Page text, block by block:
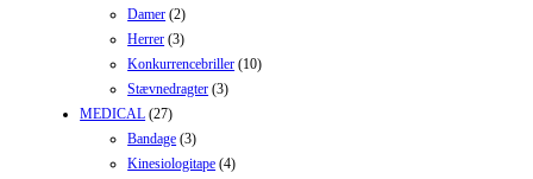
Damer (2)
Herrer (3)
Konkurrencebriller (10)
Stævnedragter (3)
MEDICAL (27)
Bandage (3)
Kinesiologitape (4)